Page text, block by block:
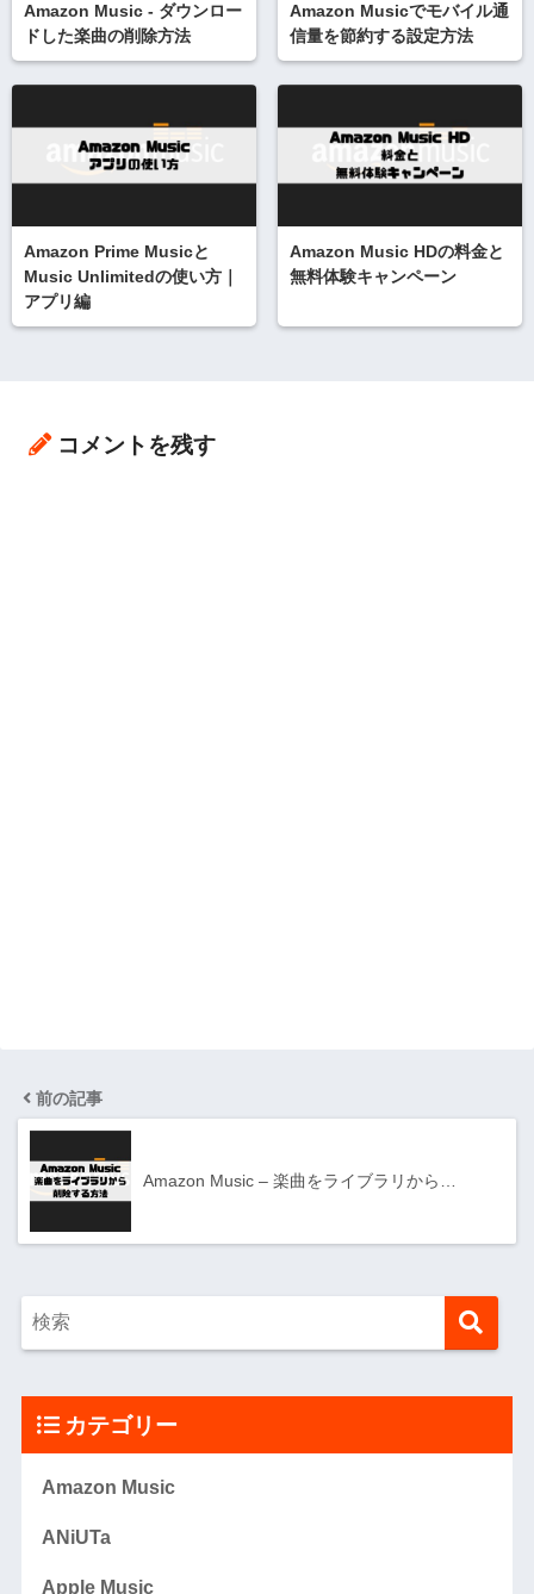
Amazon Music - ダウンロー
ドした楽曲の削除方法
Amazon Musicでモバイル通
信量を節約する設定方法
Amazon Prime Musicと
Music Unlimitedの使い方｜
アプリ編
Amazon Music HDの料金と
無料体験キャンペーン
コメントを残す
前の記事
Amazon Music – 楽曲をライブラリから…
カテゴリー
Amazon Music
ANiUTa
Apple Music